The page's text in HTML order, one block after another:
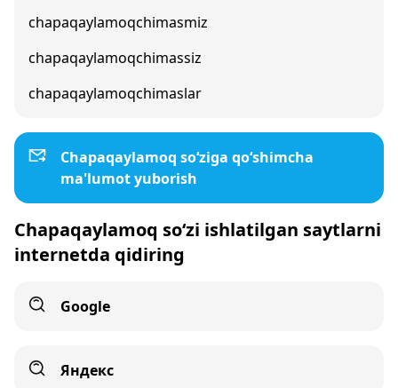
chapaqaylamoqchimasmiz
chapaqaylamoqchimassiz
chapaqaylamoqchimaslar
Chapaqaylamoq so‘ziga qo‘shimcha
ma'lumot yuborish
Chapaqaylamoq so‘zi ishlatilgan saytlarni
internetda qidiring
Google
Яндекс